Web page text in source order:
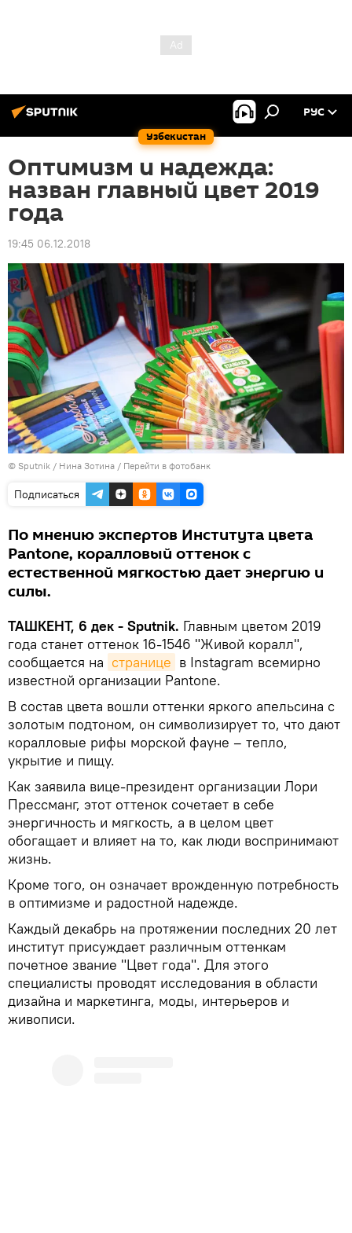
Узбекистан
РУС
Оптимизм и надежда:
назван главный цвет 2019
года
19:45 06.12.2018
© Sputnik / Нина Зотина / Перейти в фотобанк
Подписаться
По мнению экспертов Института цвета
Pantone, коралловый оттенок с
естественной мягкостью дает энергию и
силы.
ТАШКЕНТ, 6 дек - Sputnik. Главным цветом 2019
года станет оттенок 16-1546 "Живой коралл",
сообщается на странице в Instagram всемирно
известной организации Pantone.
В состав цвета вошли оттенки яркого апельсина с
золотым подтоном, он символизирует то, что дают
коралловые рифы морской фауне – тепло,
укрытие и пищу.
Как заявила вице-президент организации Лори
Прессманг, этот оттенок сочетает в себе
энергичность и мягкость, а в целом цвет
обогащает и влияет на то, как люди воспринимают
жизнь.
Кроме того, он означает врожденную потребность
в оптимизме и радостной надежде.
Каждый декабрь на протяжении последних 20 лет
институт присуждает различным оттенкам
почетное звание "Цвет года". Для этого
специалисты проводят исследования в области
дизайна и маркетинга, моды, интерьеров и
живописи.